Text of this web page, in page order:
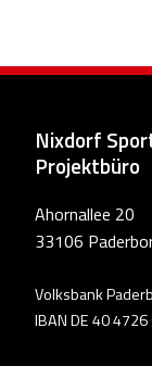
Nixdorf
Projektbüro
Ahornallee 20
33106
Volksbank
IBAN DE 40